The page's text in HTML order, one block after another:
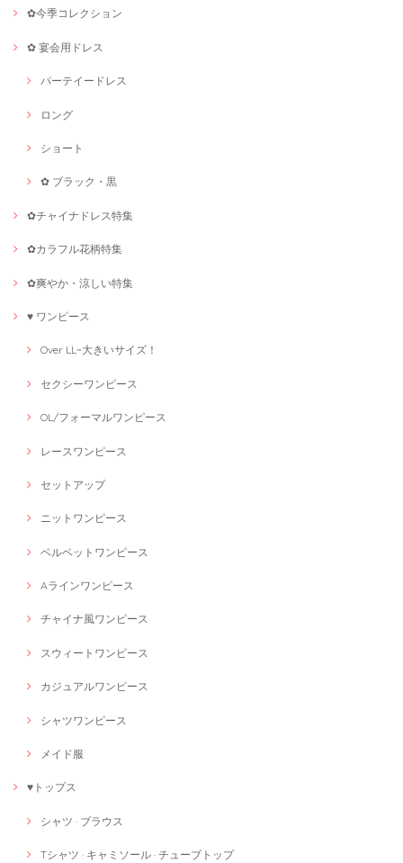
✿今季コレクション
✿ 宴会用ドレス
パーテイードレス
ロング
ショート
✿ ブラック・黒
✿チャイナドレス特集
✿カラフル花柄特集
✿爽やか・涼しい特集
♥ ワンピース
Over LL~大きいサイズ！
セクシーワンピース
OL/フォーマルワンピース
レースワンピース
セットアップ
ニットワンピース
ベルベットワンピース
Aラインワンピース
チャイナ風ワンピース
スウィートワンピース
カジュアルワンピース
シャツワンピース
メイド服
♥トップス
シャツ · ブラウス
Tシャツ · キャミソール · チューブトップ